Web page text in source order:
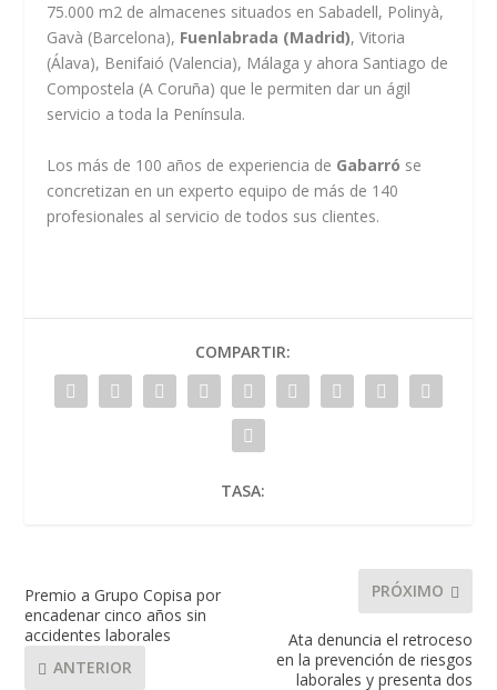
75.000 m2 de almacenes situados en Sabadell, Polinyà,
Gavà (Barcelona), Fuenlabrada (Madrid), Vitoria
(Álava), Benifaió (Valencia), Málaga y ahora Santiago de
Compostela (A Coruña) que le permiten dar un ágil
servicio a toda la Península.
Los más de 100 años de experiencia de Gabarró se
concretizan en un experto equipo de más de 140
profesionales al servicio de todos sus clientes.
COMPARTIR:
TASA:
Premio a Grupo Copisa por
encadenar cinco años sin
accidentes laborales
ANTERIOR
PRÓXIMO
Ata denuncia el retroceso
en la prevención de riesgos
laborales y presenta dos